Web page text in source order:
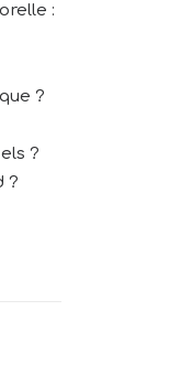
:
?
?
?